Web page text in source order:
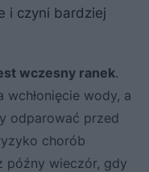
i czyni bardziej
wczesny ranek.
wchłonięcie wody, a
odparować przed
chorób
późny wieczór, gdy